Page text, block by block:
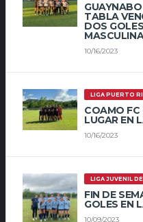
TABLA
DOS
10/16/2023
LIGA PUERTO
COAMO FC
LUGAR EN
10/16/2023
LIGA JUVENIL
FIN DE
GOLES EN
10/09/2023